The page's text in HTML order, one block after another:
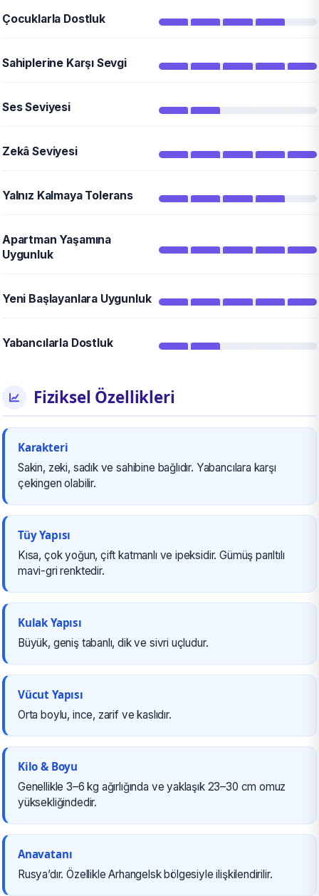
Çocuklarla Dostluk
Sahiplerine Karşı Sevgi
Ses Seviyesi
Zekâ Seviyesi
Yalnız Kalmaya Tolerans
Apartman Yaşamına
Uygunluk
Yeni Başlayanlara Uygunluk
Yabancılarla Dostluk
Fiziksel Özellikleri
Karakteri
Sakin, zeki, sadık ve sahibine bağlıdır. Yabancılara karşı
çekingen olabilir.
Tüy Yapısı
Kısa, çok yoğun, çift katmanlı ve ipeksidir. Gümüş parıltılı
mavi-gri renktedir.
Kulak Yapısı
Büyük, geniş tabanlı, dik ve sivri uçludur.
Vücut Yapısı
Orta boylu, ince, zarif ve kaslıdır.
Kilo & Boyu
Genellikle 3–6 kg ağırlığında ve yaklaşık 23–30 cm omuz
yüksekliğindedir.
Anavatanı
Rusya’dır. Özellikle Arhangelsk bölgesiyle ilişkilendirilir.